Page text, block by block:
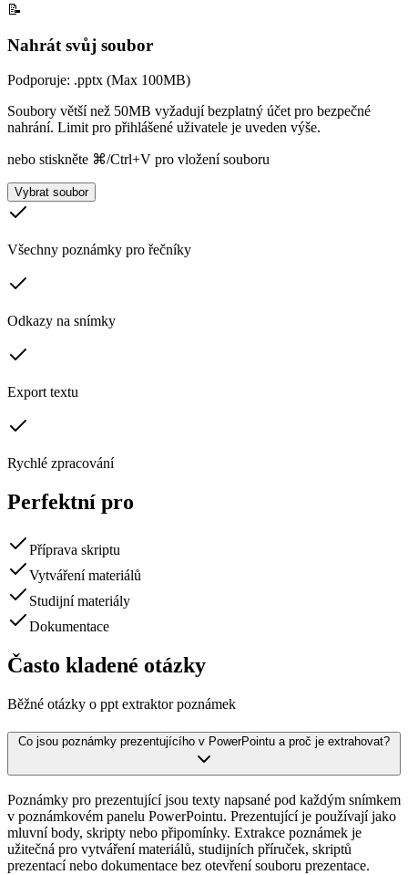
📝
Nahrát svůj soubor
Podporuje: .pptx (Max 100MB)
Soubory větší než 50MB vyžadují bezplatný účet pro bezpečné
nahrání. Limit pro přihlášené uživatele je uveden výše.
nebo stiskněte ⌘/Ctrl+V pro vložení souboru
Vybrat soubor
Všechny poznámky pro řečníky
Odkazy na snímky
Export textu
Rychlé zpracování
Perfektní pro
Příprava skriptu
Vytváření materiálů
Studijní materiály
Dokumentace
Často kladené otázky
Běžné otázky o ppt extraktor poznámek
Co jsou poznámky prezentujícího v PowerPointu a proč je extrahovat?
Poznámky pro prezentující jsou texty napsané pod každým snímkem
v poznámkovém panelu PowerPointu. Prezentující je používají jako
mluvní body, skripty nebo připomínky. Extrakce poznámek je
užitečná pro vytváření materiálů, studijních příruček, skriptů
prezentací nebo dokumentace bez otevření souboru prezentace.